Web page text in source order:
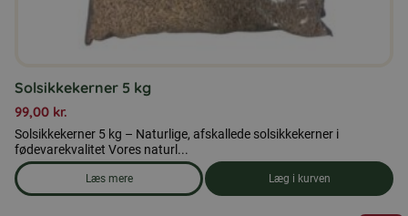
Solsikkekerner 5 kg
99,00 kr.
Solsikkekerner 5 kg – Naturlige, afskallede solsikkekerner i
fødevarekvalitet Vores naturl...
Læs mere
om produkten Solsikkekerner 5 kg
Læg i kurven